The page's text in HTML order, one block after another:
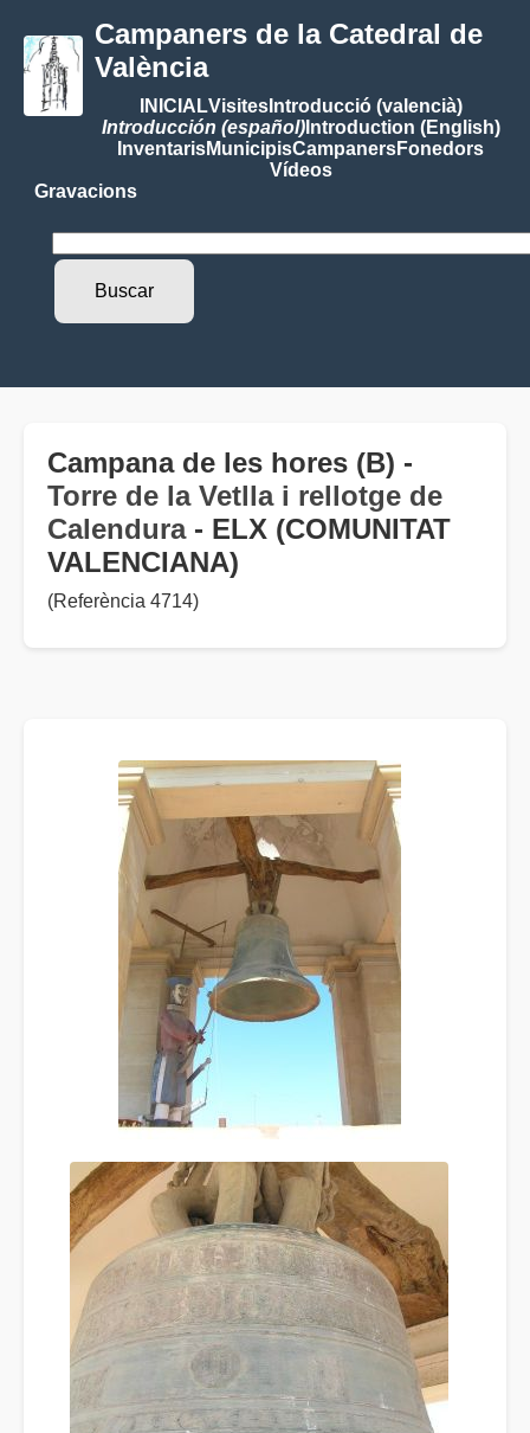
Campaners de la Catedral de
València
INICIALVisitesIntroducció (valencià)
Introducción (español)Introduction (English)
InventarisMunicipisCampanersFonedors
Vídeos
Gravacions
Campana de les hores (B) -
Torre de la Vetlla i rellotge de
Calendura- ELX (COMUNITAT
VALENCIANA)
(Referència 4714)